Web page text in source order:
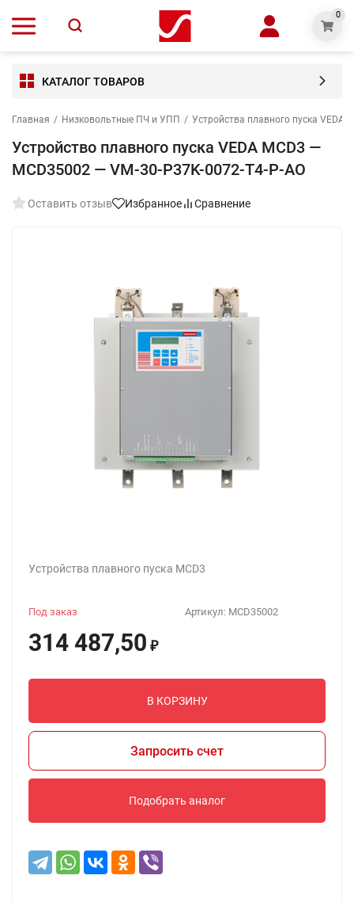
0
КАТАЛОГ ТОВАРОВ
Главная / Низковольтные ПЧ и УПП / Устройства плавного пуска VEDA
Устройство плавного пуска VEDA MCD3 —
MCD35002 — VM-30-P37K-0072-T4-P-AO
Оставить отзыв Избранное Сравнение
Устройства плавного пуска MCD3
Артикул: MCD35002
Под заказ
314 487,50 ₽
В КОРЗИНУ
Запросить счет
Подобрать аналог